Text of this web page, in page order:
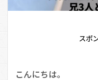
スポ
こんにちは。